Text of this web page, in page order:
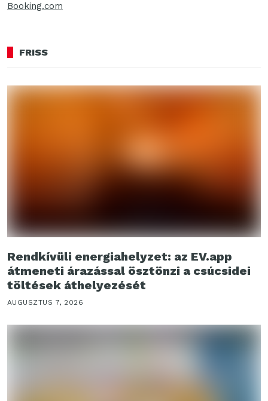
Booking.com
FRISS
Rendkívüli energiahelyzet: az EV.app
átmeneti árazással ösztönzi a csúcsidei
töltések áthelyezését
AUGUSZTUS 7, 2026